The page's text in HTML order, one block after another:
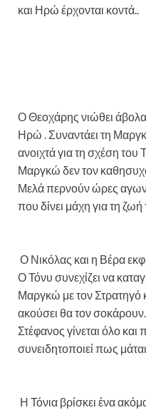
και Ηρώ έρχονται κοντά..
Ο Θεοχάρης νιώθει
Ηρώ . Συναντάει τη
ανοιχτά για τη σχέση του
Μαργκώ δεν τον
Μελά περνούν ώρες
που δίνει μάχη για τη ζωή
Ο Νικόλας και η Βέρα
Ο Τόνυ συνεχίζει να
Μαργκώ με τον Στρατηγό
ακούσει θα τον
Στέφανος γίνεται όλο και
συνειδητοποιεί πως
Η Τόνια βρίσκει ένα